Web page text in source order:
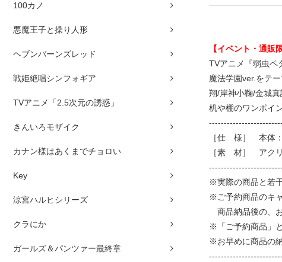
100カノ
悪魔王子と操り人形
ヘブンバーンズレッド
戦姫絶唱シンフォギア
TVアニメ「2.5次元の誘惑」
きんいろモザイク
カナン様はあくまでチョロい
Key
涼宮ハルヒシリーズ
クラにか
ガールズ＆パンツァー最終章
【イベント・通販
TVアニメ『弱虫ペ
魔法学園ver.をテ
翔/岸神小鞠/金城
机や棚のワンポイ
［仕 様］ 本体
［素 材］ アク
※実際の商品と若
※ご予約商品のキ
商品納品後の、
※「ご予約商品」
※お早めに商品の